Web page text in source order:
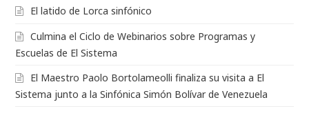
El latido de Lorca sinfónico
Culmina el Ciclo de Webinarios sobre Programas y
Escuelas de El Sistema
El Maestro Paolo Bortolameolli finaliza su visita a El
Sistema junto a la Sinfónica Simón Bolívar de Venezuela